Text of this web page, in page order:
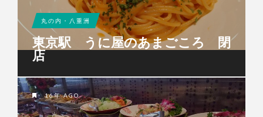
丸の内・八重洲
東京駅 うに屋のあまごころ 閉
店
16年 AGO